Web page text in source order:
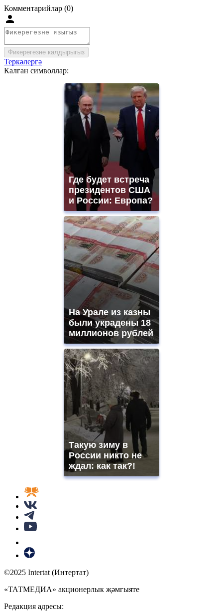
Комментарийлар (0)
Фикерегезне калдырыгыз
Теркәлергә
Калган символлар:
Где будет встреча
президентов США
и России: Европа?
На Урале из казны
были украдены 18
миллионов рублей
Такую зиму в
России никто не
ждал: как так?!
©2025 Intertat (Интертат)
«ТАТМЕДИА» акционерлык җәмгыяте
Редакция адресы: